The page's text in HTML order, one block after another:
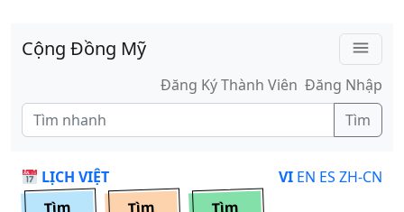
Cộng Đồng Mỹ
menu
Đăng Ký Thành Viên Đăng Nhập
Tìm
LỊCH VIỆT VI EN ES ZH-CN
Tìm Tìm Tìm